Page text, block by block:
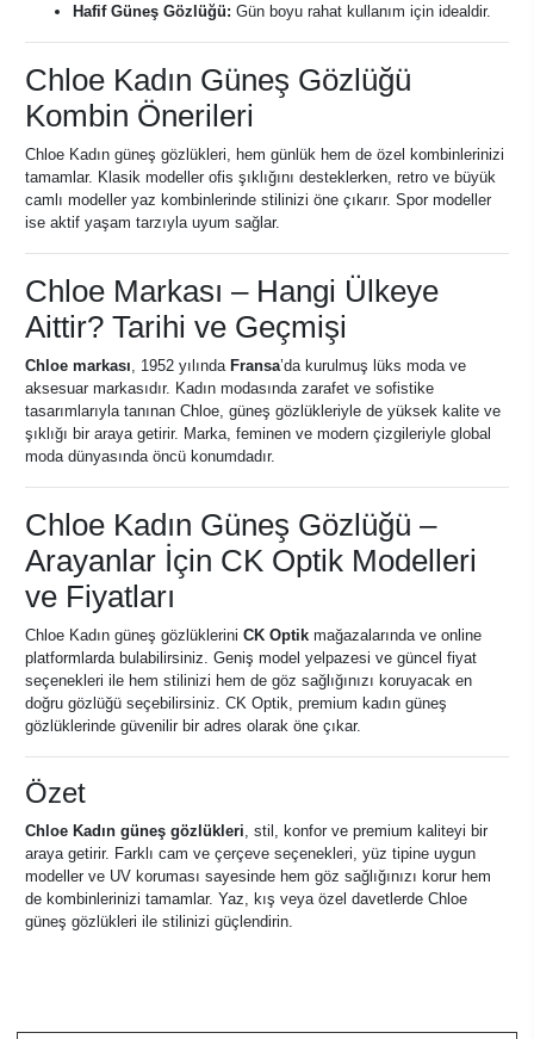
Hafif Güneş Gözlüğü: Gün boyu rahat kullanım için idealdir.
Chloe Kadın Güneş Gözlüğü
Kombin Önerileri
Chloe Kadın güneş gözlükleri, hem günlük hem de özel kombinlerinizi
tamamlar. Klasik modeller ofis şıklığını desteklerken, retro ve büyük
camlı modeller yaz kombinlerinde stilinizi öne çıkarır. Spor modeller
ise aktif yaşam tarzıyla uyum sağlar.
Chloe Markası – Hangi Ülkeye
Aittir? Tarihi ve Geçmişi
Chloe markası, 1952 yılında Fransa’da kurulmuş lüks moda ve
aksesuar markasıdır. Kadın modasında zarafet ve sofistike
tasarımlarıyla tanınan Chloe, güneş gözlükleriyle de yüksek kalite ve
şıklığı bir araya getirir. Marka, feminen ve modern çizgileriyle global
moda dünyasında öncü konumdadır.
Chloe Kadın Güneş Gözlüğü –
Arayanlar İçin CK Optik Modelleri
ve Fiyatları
Chloe Kadın güneş gözlüklerini CK Optik mağazalarında ve online
platformlarda bulabilirsiniz. Geniş model yelpazesi ve güncel fiyat
seçenekleri ile hem stilinizi hem de göz sağlığınızı koruyacak en
doğru gözlüğü seçebilirsiniz. CK Optik, premium kadın güneş
gözlüklerinde güvenilir bir adres olarak öne çıkar.
Özet
Chloe Kadın güneş gözlükleri, stil, konfor ve premium kaliteyi bir
araya getirir. Farklı cam ve çerçeve seçenekleri, yüz tipine uygun
modeller ve UV koruması sayesinde hem göz sağlığınızı korur hem
de kombinlerinizi tamamlar. Yaz, kış veya özel davetlerde Chloe
güneş gözlükleri ile stilinizi güçlendirin.